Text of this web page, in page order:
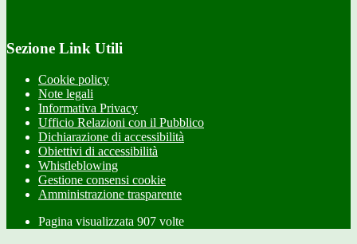
Sezione Link Utili
Cookie policy
Note legali
Informativa Privacy
Ufficio Relazioni con il Pubblico
Dichiarazione di accessibilità
Obiettivi di accessibilità
Whistleblowing
Gestione consensi cookie
Amministrazione trasparente
Pagina visualizzata 907 volte